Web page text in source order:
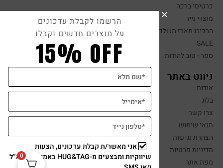
כרטיסי ברכה
מוצרי נייר
הרכיבו מארז משלכם
SALE
ספר - טוב להודות
ניווט באתר
אודות
בלוג
צרו קשר
תנאי שימוש
הצהרת נגישות
מדיניות פרטיות
מפת אתר
0
הרשמו לקבלת עדכונים
על מוצרים חדשים וקבלו
15% OFF
אני מאשר/ת קבלת עדכונים, הצעות
שיווקיות ומבצעים מ-HUG&TAG באמצעות דוא”ל